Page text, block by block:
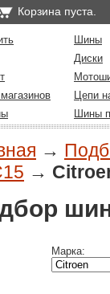
Корзина пуста.
Шины
Диски
Цепи
Шины
→
→
Марка: